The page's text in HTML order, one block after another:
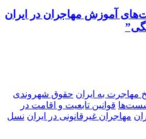
آموزش مهاجران در ایران
مهاجرت به ایران حقوق شهروندی
قوانین تابعیت و اقامت در
مهاجران غیرقانونی در ایران نسل